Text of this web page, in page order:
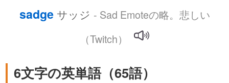
sadge サッジ - Sad Emoteの略。悲しい
（Twitch）
6文字の英単語（65語）